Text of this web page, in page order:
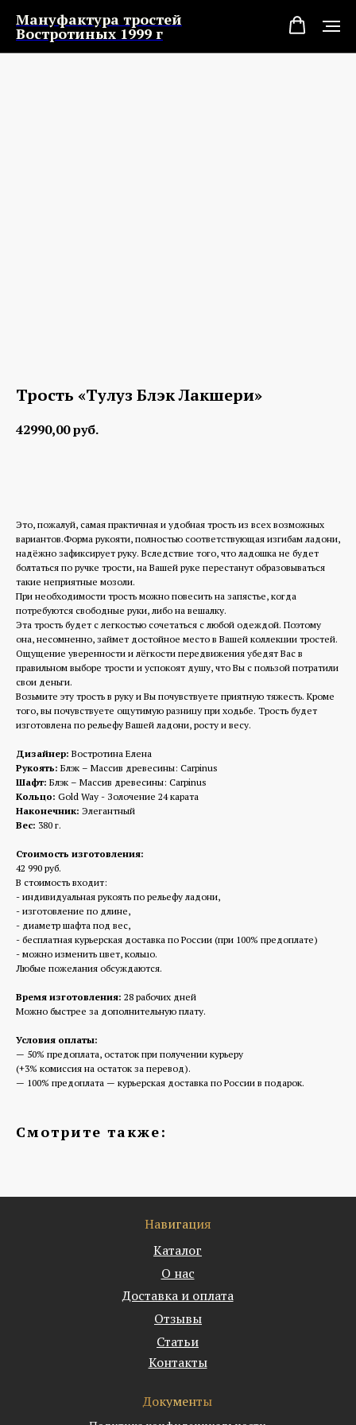
Мануфактура тростей
Востротиных 1999 г
Трость «Тулуз Блэк Лакшери»
42990,00руб.
Это, пожалуй, самая практичная и удобная трость из всех возможных
вариантов.Форма рукояти, полностью соответствующая изгибам ладони,
надёжно зафиксирует руку. Вследствие того, что ладошка не будет
болтаться по ручке трости, на Вашей руке перестанут образовываться
такие неприятные мозоли.
При необходимости трость можно повесить на запястье, когда
потребуются свободные руки, либо на вешалку.
Эта трость будет с легкостью сочетаться с любой одеждой. Поэтому
она, несомненно, займет достойное место в Вашей коллекции тростей.
Ощущение уверенности и лёгкости передвижения убедят Вас в
правильном выборе трости и успокоят душу, что Вы с пользой потратили
свои деньги.
Возьмите эту трость в руку и Вы почувствуете приятную тяжесть. Кроме
того, вы почувствуете ощутимую разницу при ходьбе. Трость будет
изготовлена по рельефу Вашей ладони, росту и весу.
Дизайнер: Востротина Елена
Рукоять: Блэк – Массив древесины: Carpinus
Шафт: Блэк – Массив древесины: Carpinus
Кольцо: Gold Way - Золочение 24 карата
Наконечник: Элегантный
Вес: 380 г.
Стоимость изготовления:
42 990 руб.
В стоимость входит:
- индивидуальная рукоять по рельефу ладони,
- изготовление по длине,
- диаметр шафта под вес,
- бесплатная курьерская доставка по России (при 100% предоплате)
- можно изменить цвет, кольцо.
Любые пожелания обсуждаются.
Время изготовления: 28 рабочих дней
Можно быстрее за дополнительную плату.
Условия оплаты:
— 50% предоплата, остаток при получении курьеру
(+3% комиссия на остаток за перевод).
— 100% предоплата — курьерская доставка по России в подарок.
Смотрите также:
Навигация
Каталог
О нас
Доставка и оплата
Отзывы
Статьи
Контакты
Документы